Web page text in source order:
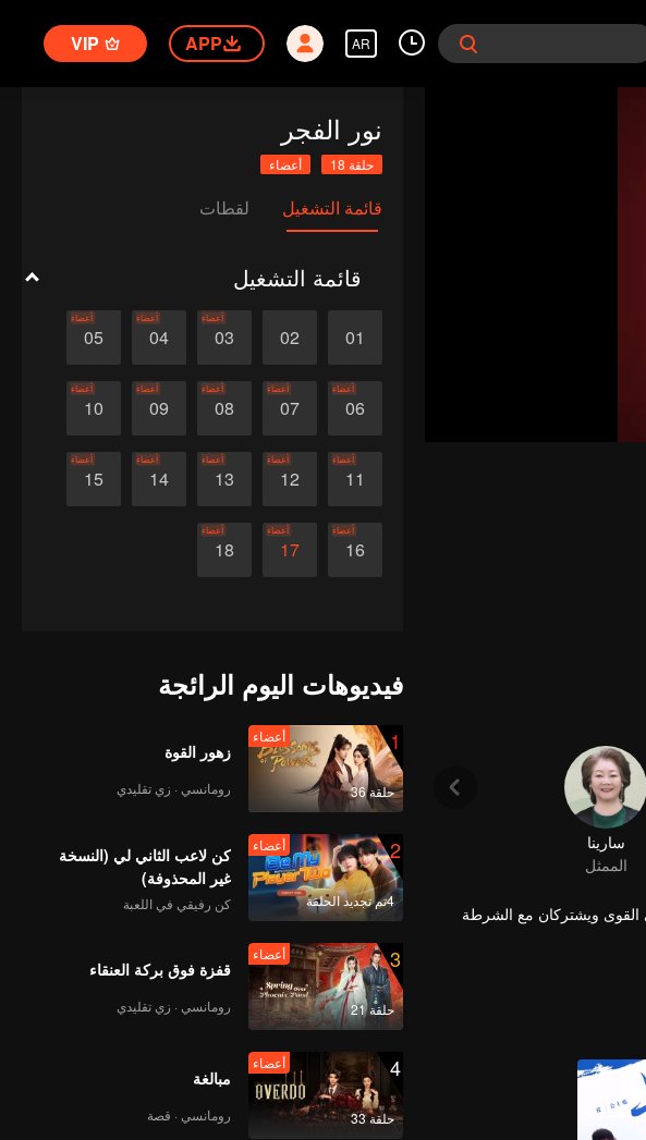
AR
APP
VIP
نور الفجر
حلقة 18 أعضاء
قائمة التشغيل لقطات
قائمة التشغيل
01
02
03
أعضاء
04
أعضاء
05
أعضاء
06
أعضاء
07
أعضاء
08
أعضاء
09
أعضاء
10
أعضاء
11
أعضاء
12
أعضاء
13
أعضاء
14
أعضاء
15
أعضاء
16
أعضاء
17
أعضاء
18
أعضاء
ويشتركان مع الشرطة
فيديوهات اليوم الرائجة
1
حلقة 36
أعضاء
زهور القوة
رومانسي · زي تقليدي
2
4تم تجديد الحلقة
أعضاء
كن لاعب الثاني لي (النسخة
غير المحذوفة)
كن رفيقي في اللعبة
3
حلقة 21
أعضاء
قفزة فوق بركة العنقاء
رومانسي · زي تقليدي
4
حلقة 33
أعضاء
مبالغة
رومانسي · قصة